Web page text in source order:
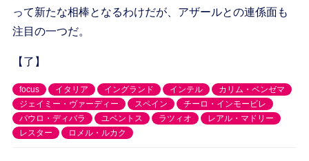
って新たな相棒となるわけだが、アザールとの連係面も
注目の一つだ。
【了】
focus イタリア イングランド インテル
カリム・ベンゼマ
ジェイミー・ヴァーディー
スペイン
チーロ・インモービレ
パウロ・ディバラ
ユベントス ラツィオ
レアル・マドリー
レスター
ロメル・ルカク